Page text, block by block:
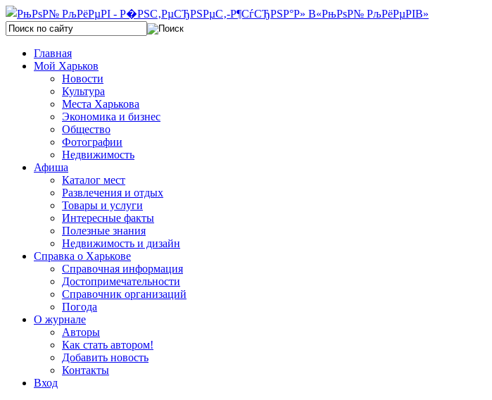
Главная
Мой Харьков
Новости
Культура
Места Харькова
Экономика и бизнес
Общество
Фотографии
Недвижимость
Афиша
Каталог мест
Развлечения и отдых
Товары и услуги
Интересные факты
Полезные знания
Недвижимость и дизайн
Справка о Харькове
Справочная информация
Достопримечательности
Справочник организаций
Погода
О журнале
Авторы
Как стать автором!
Добавить новость
Контакты
Вход